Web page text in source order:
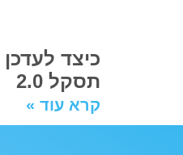
תסקל 2.0
קרא עוד »